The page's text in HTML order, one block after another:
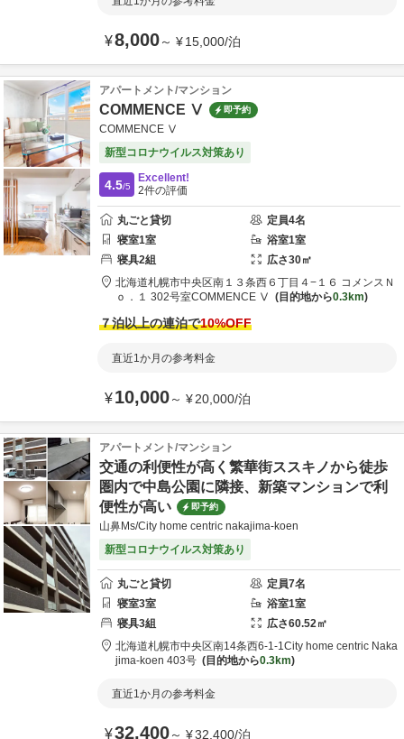
¥8,000～ ¥15,000/泊
アパートメント/マンション
COMMENCE Ⅴ 即予約
COMMENCE Ⅴ
新型コロナウイルス対策あり
4.5/5
Excellent!
2件の評価
丸ごと貸切 定員4名
寝室1室 浴室1室
寝具2組 広さ30㎡
北海道札幌市中央区南１３条西６丁目４−１６ コメンスＮ
ｏ．１ 302号室COMMENCE Ⅴ 目的地から0.3km
７泊以上の連泊で10%OFF
直近1か月の参考料金
¥10,000～ ¥20,000/泊
アパートメント/マンション
交通の利便性が高く繁華街ススキノから徒歩
圏内で中島公園に隣接、新築マンションで利
便性が高い
即予約
山鼻Ms/City home centric nakajima-koen
新型コロナウイルス対策あり
丸ごと貸切 定員7名
寝室3室 浴室1室
寝具3組 広さ60.52㎡
北海道札幌市中央区南14条西6-1-1City home centric Naka
jima-koen 403号
目的地から0.3km
直近1か月の参考料金
¥32,400～ ¥32,400/泊